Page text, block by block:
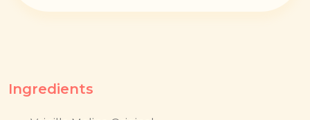
Ingredients